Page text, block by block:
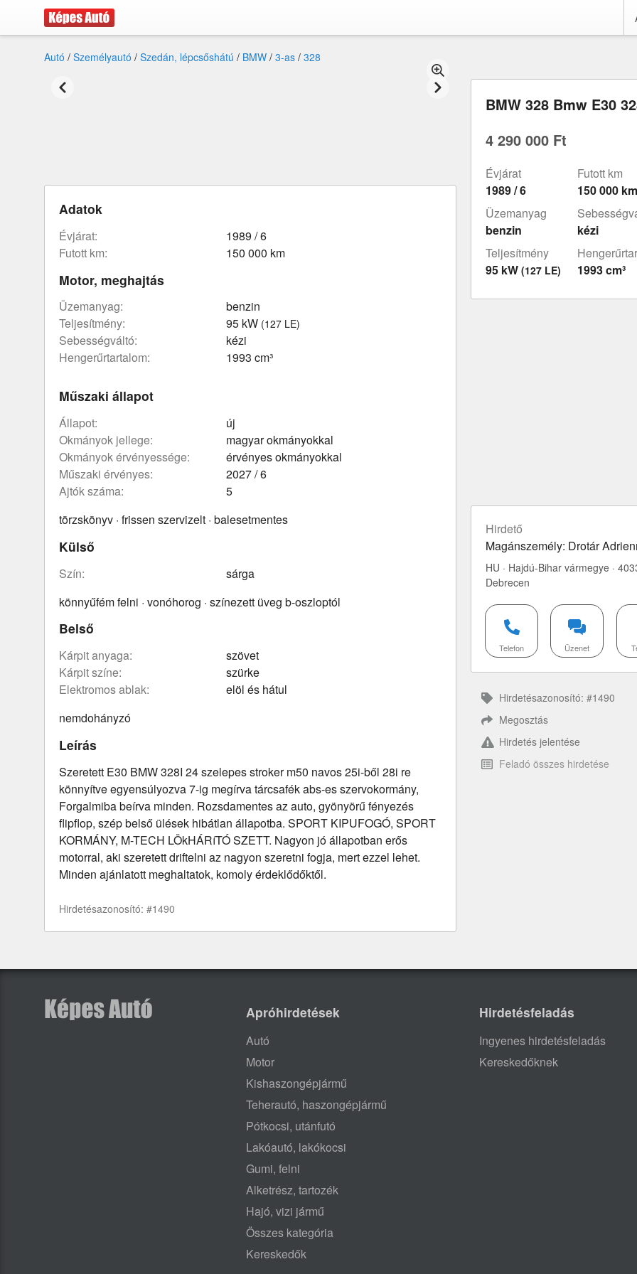
Autó / Személyautó / Szedán, lépcsőshátú / BMW / 3-as / 328
BMW 328 Bmw E30
4 290 000 Ft
Évjárat
1989 / 6
Futott km
150 000 km
Üzemanyag
benzin
kézi
Teljesítmény
95 kW (127 LE)
1993 cm³
Hirdető
Magánszemély: Drotár
HU · Hajdú-Bihar vármegye ·
Debrecen
Telefon Üzenet
Hirdetésazonosító: #1490
Megosztás
Hirdetés jelentése
Feladó összes hirdetése
Adatok
évjárat:
1989 / 6
futott km:
150 000 km
Motor, meghajtás
üzemanyag:
benzin
teljesítmény:
95 kW (127 LE)
sebességváltó:
kézi
hengerűrtartalom:
1993 cm³
Műszaki állapot
állapot:
új
okmányok jellege:
magyar okmányokkal
okmányok érvényessége:
érvényes okmányokkal
műszaki érvényes:
2027 / 6
ajtók száma:
5
törzskönyv · frissen szervizelt · balesetmentes
Külső
szín:
sárga
könnyűfém felni · vonóhorog · színezett üveg b-oszloptól
Belső
kárpit anyaga:
szövet
kárpit színe:
szürke
elektromos ablak:
elöl és hátul
nemdohányzó
Leírás
Szeretett E30 BMW 328I 24 szelepes stroker m50 navos 25i-ből 28i re
könnyítve egyensúlyozva 7-ig megírva tárcsafék abs-es szervokormány,
Forgalmiba beírva minden. Rozsdamentes az auto, gyönyörű fényezés
flipflop, szép belső ülések hibátlan állapotba. SPORT KIPUFOGÓ, SPORT
KORMÁNY, M-TECH LÖkHÁRíTÓ SZETT. Nagyon jó állapotban erős
motorral, aki szeretett driftelni az nagyon szeretni fogja, mert ezzel lehet.
Minden ajánlatott meghaltatok, komoly érdeklődőktől.
Hirdetésazonosító: #1490
Apróhirdetések
Autó
Motor
Kishaszongépjármű
Teherautó, haszongépjármű
Pótkocsi, utánfutó
Lakóautó, lakókocsi
Gumi, felni
Alketrész, tartozék
Hajó, vizi jármű
Összes kategória
Kereskedők
Hirdetésfeladás
Ingyenes hirdetésfeladás
Kereskedőknek